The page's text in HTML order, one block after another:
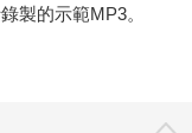
製的示範MP3。